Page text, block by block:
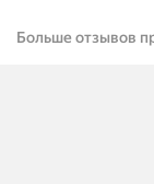
Больше отзывов